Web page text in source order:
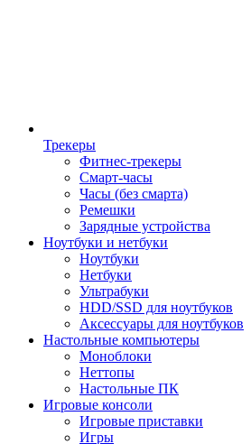
Трекеры
Фитнес-трекеры
Смарт-часы
Часы (без смарта)
Ремешки
Зарядные устройства
Ноутбуки и нетбуки
Ноутбуки
Нетбуки
Ультрабуки
HDD/SSD для ноутбуков
Аксессуары для ноутбуков
Настольные компьютеры
Моноблоки
Неттопы
Настольные ПК
Игровые консоли
Игровые приставки
Игры